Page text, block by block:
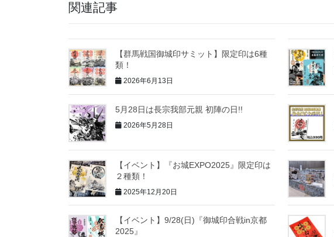
関連記事
【群馬戦国御城印サミット】限定印は6種
類！
2026年6月13日
5月28日は長宗我部元親 初陣の日!!
2026年5月28日
【イベント】『お城EXPO2025』限定印は
２種類！
2025年12月20日
【イベント】9/28(日)『御城印合戦in京都
2025』